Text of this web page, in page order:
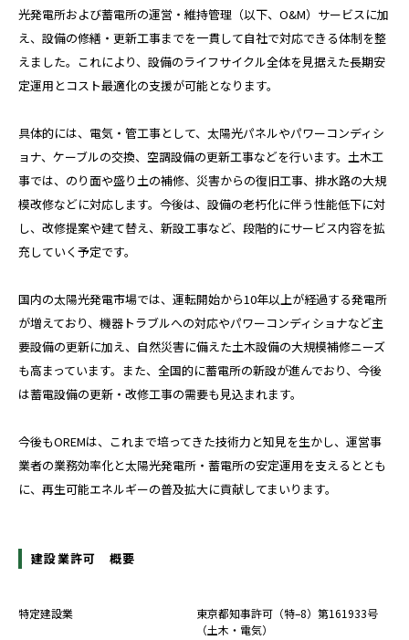
光発電所および蓄電所の運営・維持管理（以下、O&M）サービスに加
え、設備の修繕・更新工事までを一貫して自社で対応できる体制を整
えました。これにより、設備のライフサイクル全体を見据えた長期安
定運用とコスト最適化の支援が可能となります。
具体的には、電気・管工事として、太陽光パネルやパワーコンディシ
ョナ、ケーブルの交換、空調設備の更新工事などを行います。土木工
事では、のり面や盛り土の補修、災害からの復旧工事、排水路の大規
模改修などに対応します。今後は、設備の老朽化に伴う性能低下に対
し、改修提案や建て替え、新設工事など、段階的にサービス内容を拡
充していく予定です。
国内の太陽光発電市場では、運転開始から10年以上が経過する発電所
が増えており、機器トラブルへの対応やパワーコンディショナなど主
要設備の更新に加え、自然災害に備えた土木設備の大規模補修ニーズ
も高まっています。また、全国的に蓄電所の新設が進んでおり、今後
は蓄電設備の更新・改修工事の需要も見込まれます。
今後もOREMは、これまで培ってきた技術力と知見を生かし、運営事
業者の業務効率化と太陽光発電所・蓄電所の安定運用を支えるととも
に、再生可能エネルギーの普及拡大に貢献してまいります。
建設業許可 概要
特定建設業
東京都知事許可（特–8）第161933号
（土木・電気）